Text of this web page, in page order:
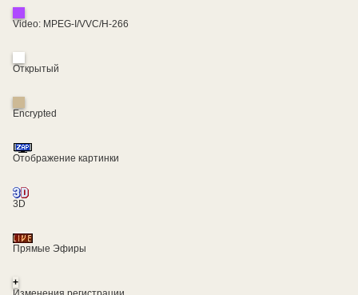
Video: MPEG-I/VVC/H-266
Открытый
Encrypted
Отображение картинки
3D
Прямые Эфиры
+